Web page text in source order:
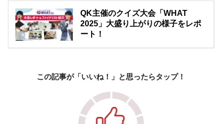
QK主催のクイズ大会「WHAT
2025」大盛り上がりの様子をレポ
ート！
この記事が「いいね！」と思ったらタップ！